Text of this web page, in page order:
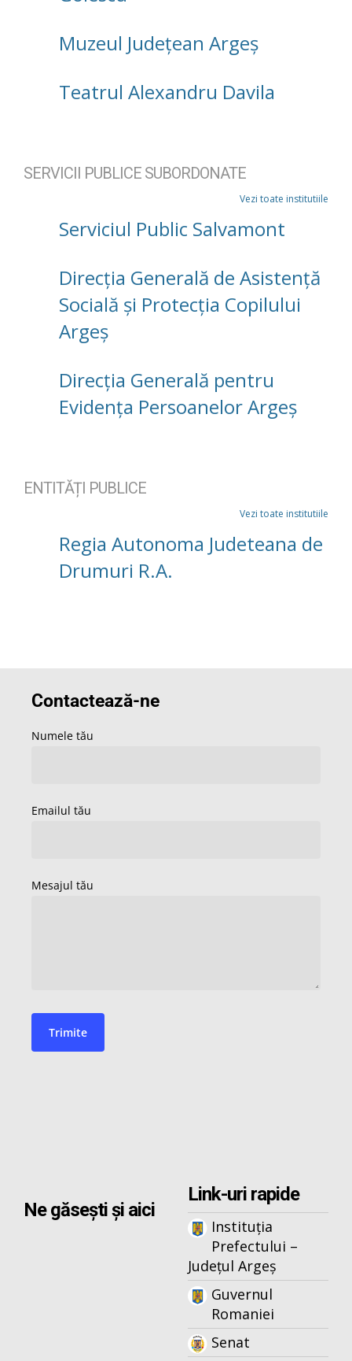
Muzeul Județean Argeș
Teatrul Alexandru Davila
SERVICII PUBLICE SUBORDONATE
Vezi toate institutiile
Serviciul Public Salvamont
Direcţia Generală de Asistenţă
Socială şi Protecţia Copilului
Argeş
Direcția Generală pentru
Evidența Persoanelor Argeș
ENTITĂȚI PUBLICE
Vezi toate institutiile
Regia Autonoma Judeteana de
Drumuri R.A.
Ne găsești și aici
Link-uri rapide
Instituția
Prefectului –
Județul Argeș
Guvernul
Romaniei
Senat